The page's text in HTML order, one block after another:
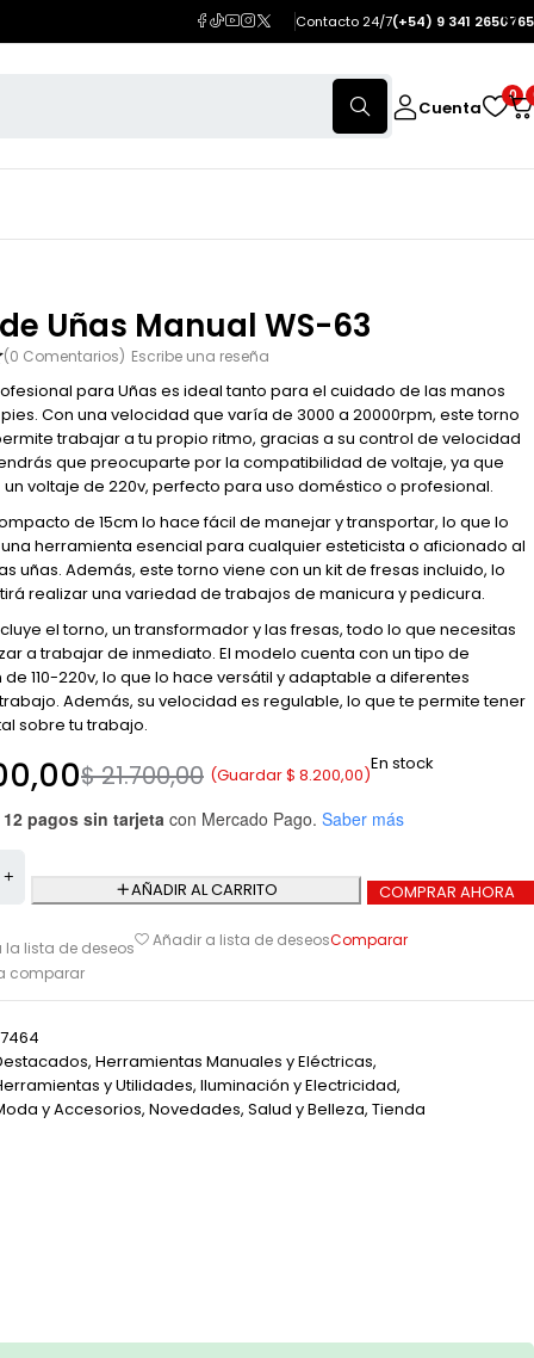
Contacto 24/7(+54) 9 341 2650765
Cuenta
0
Uñas Manual WS-63
(0 Comentarios) Escribe una reseña
para Uñas es ideal tanto para el cuidado de las manos
Con una velocidad que varía de 3000 a 20000rpm, este torno
trabajar a tu propio ritmo, gracias a su control de velocidad
que preocuparte por la compatibilidad de voltaje, ya que
voltaje de 220v, perfecto para uso doméstico o profesional.
de 15cm lo hace fácil de manejar y transportar, lo que lo
herramienta esencial para cualquier esteticista o aficionado al
uñas. Además, este torno viene con un kit de fresas incluido, lo
realizar una variedad de trabajos de manicura y pedicura.
el torno, un transformador y las fresas, todo lo que necesitas
a trabajar de inmediato. El modelo cuenta con un tipo de
110-220v, lo que lo hace versátil y adaptable a diferentes
Además, su velocidad es regulable, lo que te permite tener
sobre tu trabajo.
$21.700,00 (Guardar$ 8.200,00)
En stock
pagos sin tarjeta con Mercado Pago. Saber más
AÑADIR AL CARRITO COMPRAR AHORA
la lista de deseos Añadir a lista de deseosComparar
comparar
, Herramientas Manuales y Eléctricas,
y Utilidades, Iluminación y Electricidad,
y Accesorios, Novedades, Salud y Belleza, Tienda